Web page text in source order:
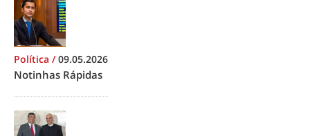
Política /09.05.2026
Notinhas Rápidas